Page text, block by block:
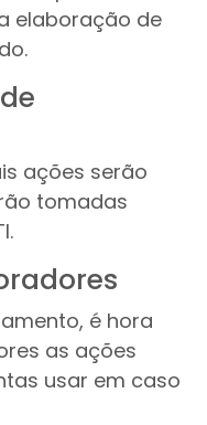
elaboração de
ações serão
tomadas
é hora
as ações
usar em caso